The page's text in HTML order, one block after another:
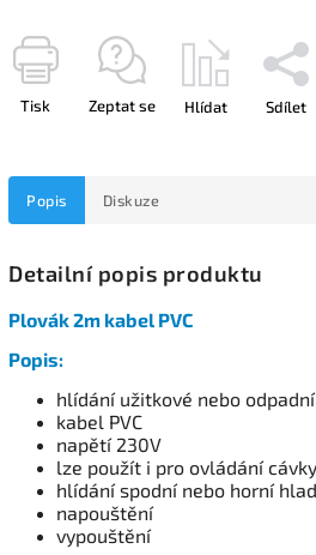
Tisk Zeptat se Hlídat Sdílet
Popis Diskuze
Detailní popis produktu
Plovák 2m kabel PVC
Popis:
hlídání užitkové nebo
kabel PVC
napětí 230V
lze použít i pro ovládání
hlídání spodní nebo horní
napouštění
vypouštění